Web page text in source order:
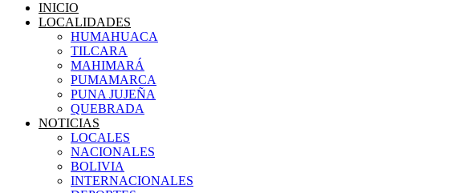
INICIO
LOCALIDADES
HUMAHUACA
TILCARA
MAHIMARÁ
PUMAMARCA
PUNA JUJEÑA
QUEBRADA
NOTICIAS
LOCALES
NACIONALES
BOLIVIA
INTERNACIONALES